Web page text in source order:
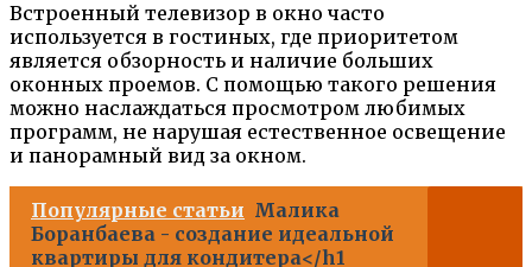
Встроенный телевизор в окно часто
используется в гостиных, где приоритетом
является обзорность и наличие больших
оконных проемов. С помощью такого решения
можно наслаждаться просмотром любимых
программ, не нарушая естественное освещение
и панорамный вид за окном.
Популярные статьи Малика
Боранбаева - создание идеальной
квартиры для кондитера</h1